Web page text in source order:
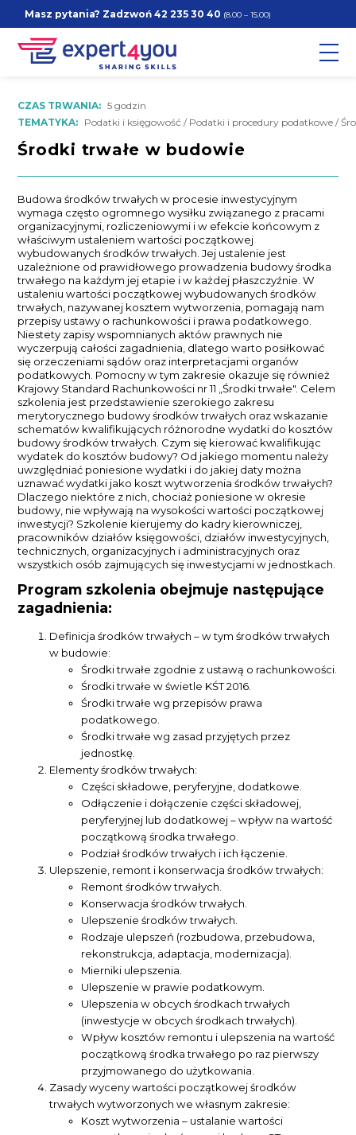
Masz pytania? Zadzwoń42 235 30 40 (8.00 – 15.00)
CZAS TRWANIA: 5 godzin
TEMATYKA: Podatki i księgowość / Podatki i procedury podatkowe /
Środki trwałe w budowie
Budowa środków trwałych w procesie inwestycyjnym
wymaga często ogromnego wysiłku związanego z pracami
organizacyjnymi, rozliczeniowymi i w efekcie końcowym z
właściwym ustaleniem wartości początkowej
wybudowanych środków trwałych. Jej ustalenie jest
uzależnione od prawidłowego prowadzenia budowy środka
trwałego na każdym jej etapie i w każdej płaszczyźnie. W
ustaleniu wartości początkowej wybudowanych środków
trwałych, nazywanej kosztem wytworzenia, pomagają nam
przepisy ustawy o rachunkowości i prawa podatkowego.
Niestety zapisy wspomnianych aktów prawnych nie
wyczerpują całości zagadnienia, dlatego warto posiłkować
się orzeczeniami sądów oraz interpretacjami organów
podatkowych. Pomocny w tym zakresie okazuje się również
Krajowy Standard Rachunkowości nr 11 „Środki trwałe". Celem
szkolenia jest przedstawienie szerokiego zakresu
merytorycznego budowy środków trwałych oraz wskazanie
schematów kwalifikujących różnorodne wydatki do kosztów
budowy środków trwałych. Czym się kierować kwalifikując
wydatek do kosztów budowy? Od jakiego momentu należy
uwzględniać poniesione wydatki i do jakiej daty można
uznawać wydatki jako koszt wytworzenia środków trwałych?
Dlaczego niektóre z nich, chociaż poniesione w okresie
budowy, nie wpływają na wysokości wartości początkowej
inwestycji? Szkolenie kierujemy do kadry kierowniczej,
pracowników działów księgowości, działów inwestycyjnych,
technicznych, organizacyjnych i administracyjnych oraz
wszystkich osób zajmujących się inwestycjami w jednostkach.
Program szkolenia obejmuje następujące
zagadnienia:
Definicja środków trwałych – w tym środków trwałych
w budowie:
Środki trwałe zgodnie z ustawą o rachunkowości.
Środki trwałe w świetle KŚT 2016.
Środki trwałe wg przepisów prawa
podatkowego.
Środki trwałe wg zasad przyjętych przez
jednostkę.
Elementy środków trwałych:
Części składowe, peryferyjne, dodatkowe.
Odłączenie i dołączenie części składowej,
peryferyjnej lub dodatkowej – wpływ na wartość
początkową środka trwałego.
Podział środków trwałych i ich łączenie.
Ulepszenie, remont i konserwacja środków trwałych:
Remont środków trwałych.
Konserwacja środków trwałych.
Ulepszenie środków trwałych.
Rodzaje ulepszeń (rozbudowa, przebudowa,
rekonstrukcja, adaptacja, modernizacja).
Mierniki ulepszenia.
Ulepszenie w prawie podatkowym.
Ulepszenia w obcych środkach trwałych
(inwestycje w obcych środkach trwałych).
Wpływ kosztów remontu i ulepszenia na wartość
początkową środka trwałego po raz pierwszy
przyjmowanego do użytkowania.
Zasady wyceny wartości początkowej środków
trwałych wytworzonych we własnym zakresie:
Koszt wytworzenia – ustalanie wartości